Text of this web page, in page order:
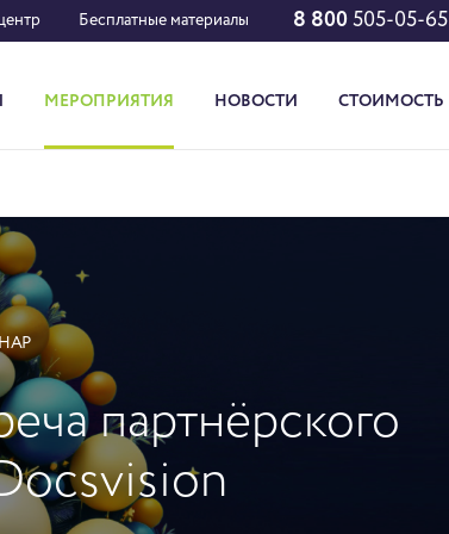
Бесплатные материалы 8 800 505-05-65
МЕРОПРИЯТИЯ НОВОСТИ СТОИМОСТЬ
партнёрского